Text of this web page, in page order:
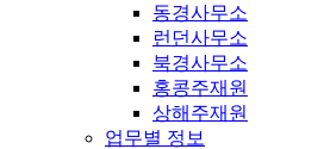
동경사무소
런던사무소
북경사무소
홍콩주재원
상해주재원
업무별 정보